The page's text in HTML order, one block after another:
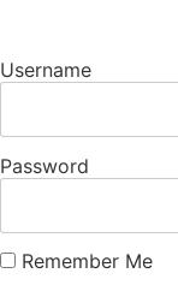
Username
Password
Remember Me